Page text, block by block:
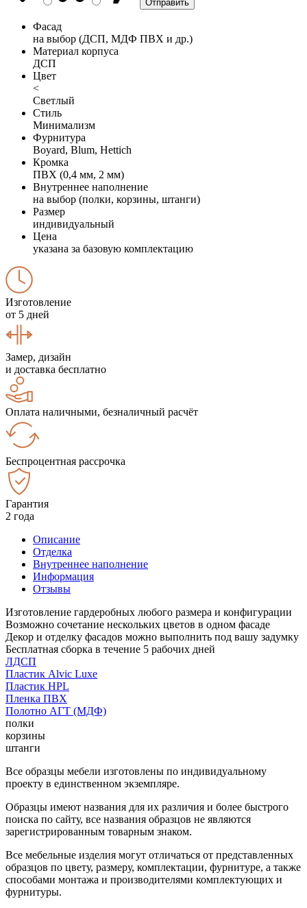
Фасад
на выбор (ДСП, МДФ ПВХ и др.)
Материал корпуса
ДСП
Цвет
<
Светлый
Стиль
Минимализм
Фурнитура
Boyard, Blum, Hettich
Кромка
ПВХ (0,4 мм, 2 мм)
Внутреннее наполнение
на выбор (полки, корзины, штанги)
Размер
индивидуальный
Цена
указана за базовую комплектацию
Изготовление
от 5 дней
Замер, дизайн
и доставка бесплатно
Оплата наличными, безналичный расчёт
Беспроцентная рассрочка
Гарантия
2 года
Описание
Отделка
Внутреннее наполнение
Информация
Отзывы
Изготовление гардеробных любого размера и конфигурации
Возможно сочетание нескольких цветов в одном фасаде
Декор и отделку фасадов можно выполнить под вашу задумку
Бесплатная сборка в течение 5 рабочих дней
ЛДСП
Пластик Alvic Luxe
Пластик HPL
Пленка ПВХ
Полотно АГТ (МДФ)
полки
корзины
штанги
Все образцы мебели изготовлены по индивидуальному
проекту в единственном экземпляре.
Образцы имеют названия для их различия и более быстрого
поиска по сайту, все названия образцов не являются
зарегистрированным товарным знаком.
Все мебельные изделия могут отличаться от представленных
образцов по цвету, размеру, комплектации, фурнитуре, а также
способами монтажа и производителями комплектующих и
фурнитуры.